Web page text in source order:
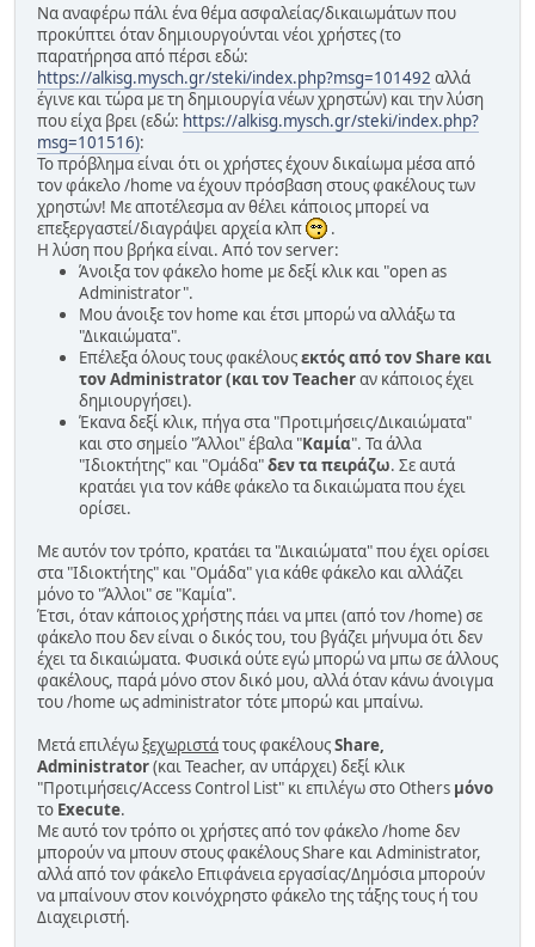
Να αναφέρω πάλι ένα θέμα ασφαλείας/δικαιωμάτων που
προκύπτει όταν δημιουργούνται νέοι χρήστες (το
παρατήρησα από πέρσι εδώ:
https://alkisg.mysch.gr/steki/index.php?msg=101492 αλλά
έγινε και τώρα με τη δημιουργία νέων χρηστών) και την λύση
που είχα βρει (εδώ: https://alkisg.mysch.gr/steki/index.php?
msg=101516):
Το πρόβλημα είναι ότι οι χρήστες έχουν δικαίωμα μέσα από
τον φάκελο /home να έχουν πρόσβαση στους φακέλους των
χρηστών! Με αποτέλεσμα αν θέλει κάποιος μπορεί να
επεξεργαστεί/διαγράψει αρχεία κλπ
.
Η λύση που βρήκα είναι. Από τον server:
Άνοιξα τον φάκελο home με δεξί κλικ και "open as
Administrator".
Μου άνοιξε τον home και έτσι μπορώ να αλλάξω τα
"Δικαιώματα".
Επέλεξα όλους τους φακέλουςεκτός από τον Share και
τον Administrator (και τον Teacherαν κάποιος έχει
δημιουργήσει).
Έκανα δεξί κλικ, πήγα στα "Προτιμήσεις/Δικαιώματα"
και στο σημείο "Άλλοι" έβαλα "Καμία". Τα άλλα
"Ιδιοκτήτης" και "Ομάδα"δεν τα πειράζω. Σε αυτά
κρατάει για τον κάθε φάκελο τα δικαιώματα που έχει
ορίσει.
Με αυτόν τον τρόπο, κρατάει τα "Δικαιώματα" που έχει ορίσει
στα "Ιδιοκτήτης" και "Ομάδα" για κάθε φάκελο και αλλάζει
μόνο το "Άλλοι" σε "Καμία".
Έτσι, όταν κάποιος χρήστης πάει να μπει (από τον /home) σε
φάκελο που δεν είναι ο δικός του, του βγάζει μήνυμα ότι δεν
έχει τα δικαιώματα. Φυσικά ούτε εγώ μπορώ να μπω σε άλλους
φακέλους, παρά μόνο στον δικό μου, αλλά όταν κάνω άνοιγμα
του /home ως administrator τότε μπορώ και μπαίνω.
Μετά επιλέγωξεχωριστάτους φακέλουςShare,
Administrator(και Teacher, αν υπάρχει) δεξί κλικ
"Προτιμήσεις/Access Control List" κι επιλέγω στο Others μόνο
το Execute.
Με αυτό τον τρόπο οι χρήστες από τον φάκελο /home δεν
μπορούν να μπουν στους φακέλους Share και Administrator,
αλλά από τον φάκελο Επιφάνεια εργασίας/Δημόσια μπορούν
να μπαίνουν στον κοινόχρηστο φάκελο της τάξης τους ή του
Διαχειριστή.